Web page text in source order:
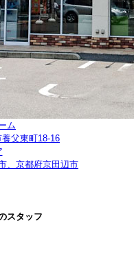
ム
父東町18-16
、京都府京田辺市
スタッフ